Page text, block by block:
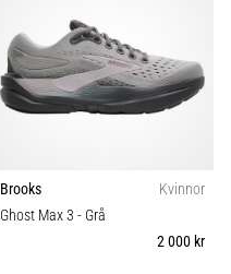
Brooks
Kvinnor
Ghost Max 3 - Grå
2 000 kr